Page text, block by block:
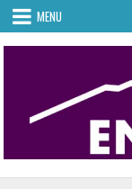
Skip
content
MENU